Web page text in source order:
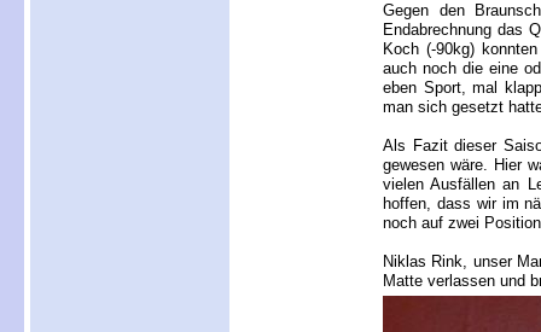
Gegen den
Endabrechnung das
Koch (-90kg)
auch noch die eine
eben Sport, mal
man sich gesetzt
Als Fazit dieser
gewesen wäre. Hier
vielen Ausfällen an
hoffen, dass wir im
noch auf zwei
Niklas Rink, unser
Matte verlassen und